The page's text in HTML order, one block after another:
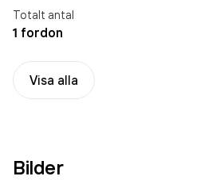
Totalt antal
1 fordon
Visa alla
Bilder